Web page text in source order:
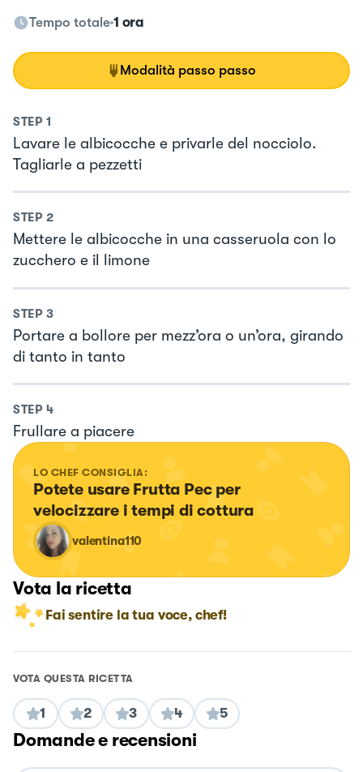
Tempo totale 1 ora
Modalità passo passo
STEP 1
Lavare le albicocche e privarle del nocciolo.
Tagliarle a pezzetti
STEP 2
Mettere le albicocche in una casseruola con lo
zucchero e il limone
STEP 3
Portare a bollore per mezz’ora o un’ora, girando
di tanto in tanto
STEP 4
Frullare a piacere
LO CHEF CONSIGLIA:
Potete usare Frutta Pec per
velocizzare i tempi di cottura
valentina110
Vota la ricetta
Fai sentire la tua voce, chef!
VOTA QUESTA RICETTA
1 2 3 4 5
Domande e recensioni